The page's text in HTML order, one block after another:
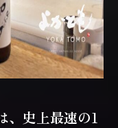
、史上最速の1